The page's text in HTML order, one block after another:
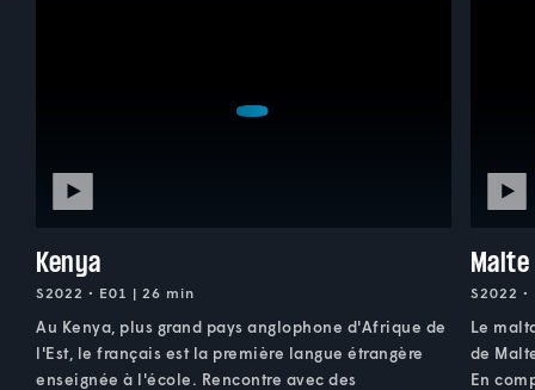
Kenya
S2022 • E01 | 26 min
Au Kenya, plus grand pays anglophone d'Afrique de
l'Est, le français est la première langue étrangère
enseignée à l'école. Rencontre avec des
Malte
S2022
Le
de
En